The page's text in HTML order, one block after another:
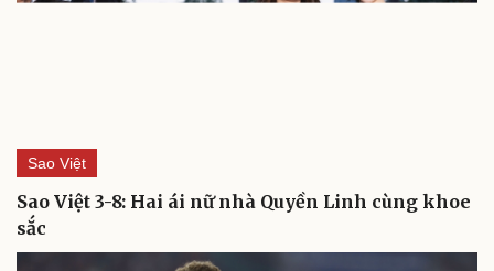
Sao Việt
Sao Việt 3-8: Hai ái nữ nhà Quyền Linh cùng khoe
sắc